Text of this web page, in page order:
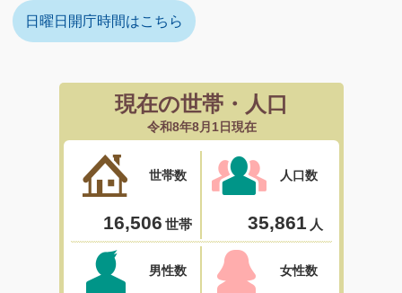
日曜日開庁時間はこちら